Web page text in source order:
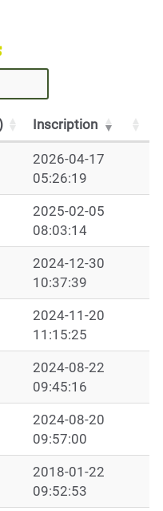
Inscription
2026-04-17
05:26:19
2025-02-05
08:03:14
2024-12-30
10:37:39
2024-11-20
11:15:25
2024-08-22
09:45:16
2024-08-20
09:57:00
2018-01-22
09:52:53